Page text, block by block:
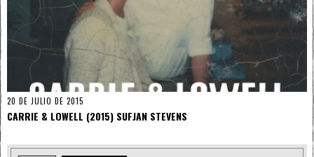
20 DE JULIO DE 2015
CARRIE & LOWELL (2015) SUFJAN STEVENS